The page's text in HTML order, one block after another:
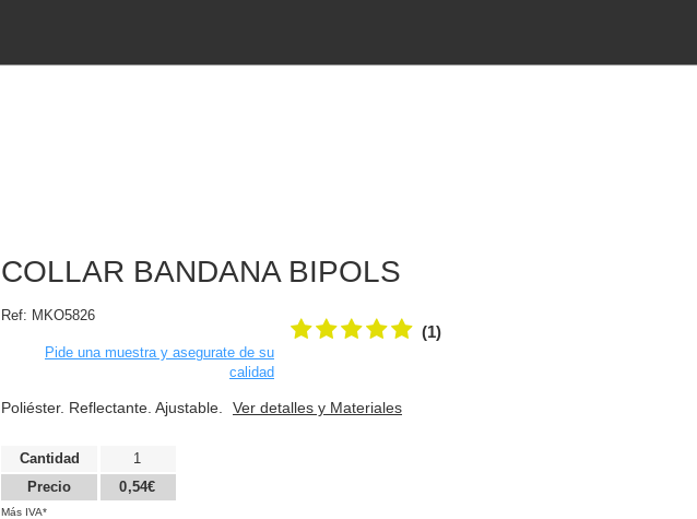
COLLAR BANDANA BIPOLS
Ref: MKO5826
(1)
Pide una muestra y asegurate de su
calidad
Poliéster. Reflectante. Ajustable. Ver detalles y Materiales
Cantidad
Precio
1
0,54€
Más IVA*